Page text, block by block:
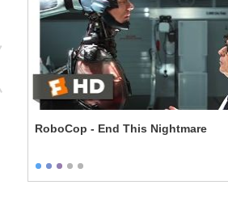
RoboCop - End This Nightmare